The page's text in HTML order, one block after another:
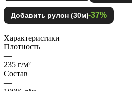
Добавить рулон (30м)-37%
Характеристики
Плотность
—
235 г/м²
Состав
—